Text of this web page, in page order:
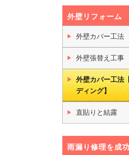
外壁リフォーム
外壁カバー工法
外壁張替え工事
外壁カバー工法
ディング】
直貼りと結露
雨漏り修理を成